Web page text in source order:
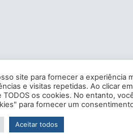
site para fornecer a experiência
e visitas repetidas. Ao clicar
os cookies. No entanto,
para fornecer um
Aceitar todos